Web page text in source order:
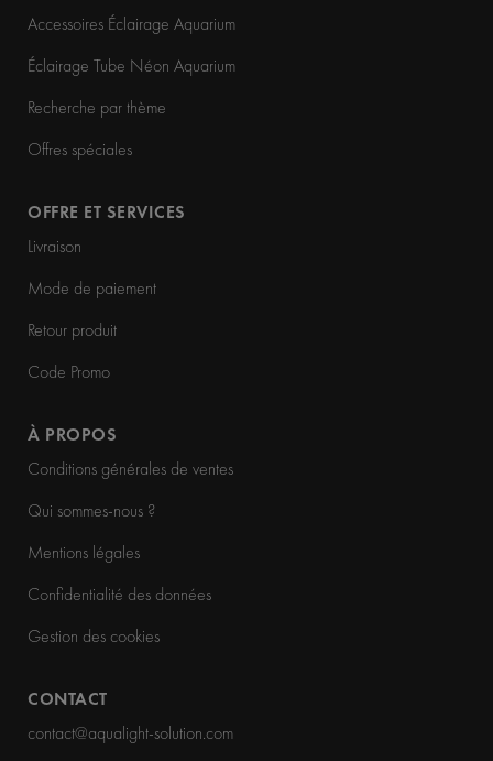
Accessoires Éclairage Aquarium
Éclairage Tube Néon Aquarium
Recherche par thème
Offres spéciales
OFFRE ET SERVICES
Livraison
Mode de paiement
Retour produit
Code Promo
À PROPOS
Conditions générales de ventes
Qui sommes-nous ?
Mentions légales
Confidentialité des données
Gestion des cookies
CONTACT
contact@aqualight-solution.com